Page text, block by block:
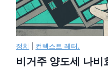
정치 컨텍스트 레터.
비거주 양도세 나비